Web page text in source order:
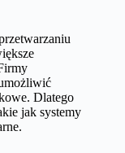
Dlatego
jak systemy